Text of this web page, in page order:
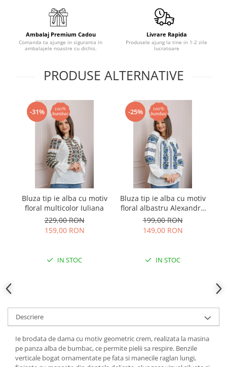
Ambalaj Premium Cadou
Comanda ta ajunge in siguranta in
ambalajele noastre cu dichis.
Livrare Rapida
Produsele ajung la tine in 1-2 zile
lucratoare
PRODUSE ALTERNATIVE
-31%
Bluza tip ie alba cu motiv
floral multicolor Iuliana
229,00 RON
159,00 RON
IN STOC
-25%
Bluza tip ie alba cu motiv
floral albastru Alexandra
01
199,00 RON
149,00 RON
IN STOC
Descriere
Ie brodata de dama cu motiv geometric crem, realizata la masina
pe panza alba de bumbac, ce permite pielii sa respire. Benzile
verticale bogat ornamentate pe fata si manecile raglan lungi,